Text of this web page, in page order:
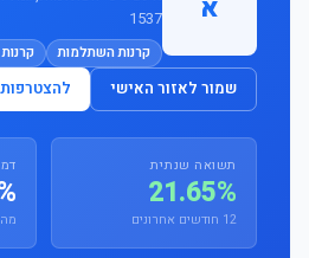
א
1537
קרנות השתלמות
שמור לאזור האישי
תשואה שנתית
21.65%
12 חודשים אחרונים